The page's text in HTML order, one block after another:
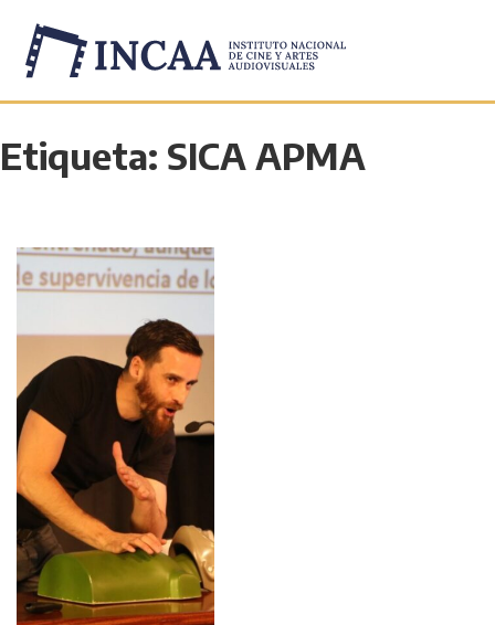
Etiqueta: SICA APMA